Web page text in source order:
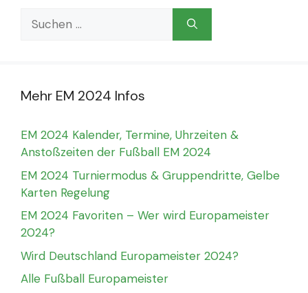
Suchen
nach:
Mehr EM 2024 Infos
EM 2024 Kalender, Termine, Uhrzeiten &
Anstoßzeiten der Fußball EM 2024
EM 2024 Turniermodus & Gruppendritte, Gelbe
Karten Regelung
EM 2024 Favoriten – Wer wird Europameister
2024?
Wird Deutschland Europameister 2024?
Alle Fußball Europameister